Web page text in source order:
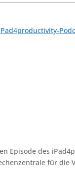
Episode des
für die